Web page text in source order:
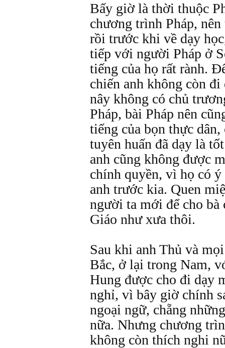
Bấy giờ là thời thuộc
chương trình Pháp,
rồi trước khi về dạy
tiếp với người Pháp ở
tiếng của họ rất rành.
chiến anh không còn
nây không có chủ
Pháp, bài Pháp nên
tiếng của bọn thực
tuyên huấn đã dạy là
anh cũng không được
chính quyền, vì họ có
anh trước kia. Quen
người ta mới để cho bà
Giáo như xưa thôi.
Sau khi anh Thủ và
Bắc, ở lại trong Nam,
Hung được cho đi dạy
nghỉ, vì bây giờ chính
ngoại ngữ, chẵng
nữa. Nhưng chương
không còn thích nghi